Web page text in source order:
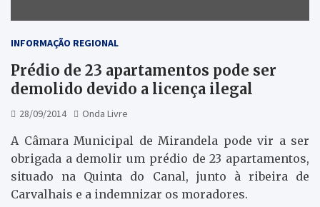
INFORMAÇÃO REGIONAL
Prédio de 23 apartamentos pode ser
demolido devido a licença ilegal
28/09/2014 Onda Livre
A Câmara Municipal de Mirandela pode vir a ser
obrigada a demolir um prédio de 23 apartamentos,
situado na Quinta do Canal, junto à ribeira de
Carvalhais e a indemnizar os moradores.